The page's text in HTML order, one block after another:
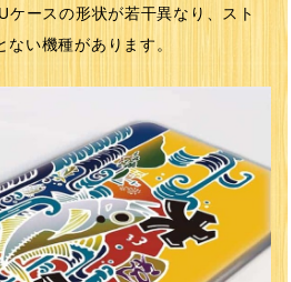
ケースの形状が若干異なり、スト
い機種があります。